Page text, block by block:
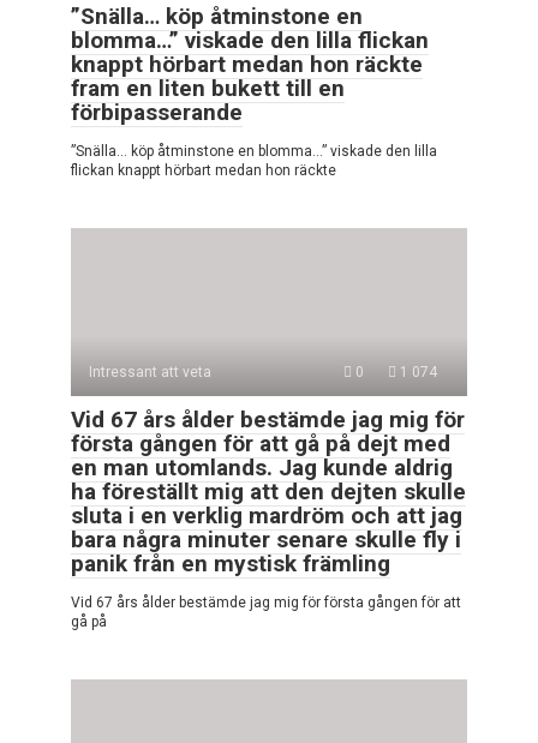
”Snälla… köp åtminstone en
blomma…” viskade den lilla flickan
knappt hörbart medan hon räckte
fram en liten bukett till en
förbipasserande
”Snälla… köp åtminstone en blomma…” viskade den lilla
flickan knappt hörbart medan hon räckte
Intressant att veta 0 1 074
Vid 67 års ålder bestämde jag mig för
första gången för att gå på dejt med
en man utomlands. Jag kunde aldrig
ha föreställt mig att den dejten skulle
sluta i en verklig mardröm och att jag
bara några minuter senare skulle fly i
panik från en mystisk främling
Vid 67 års ålder bestämde jag mig för första gången för att
gå på